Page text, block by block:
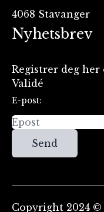
4068 Stavanger
Nyhetsbrev
Registrer deg
Validé
E-post:
Send
Copyright 2024 ©